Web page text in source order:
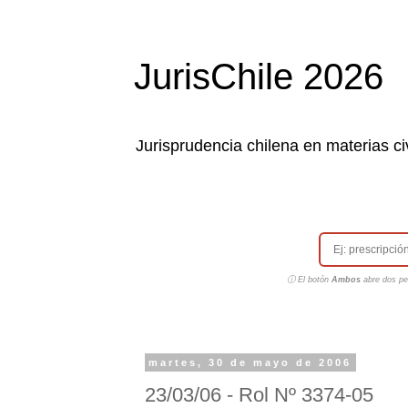
JurisChile 2026
Jurisprudencia chilena en materias
ⓘ El botón Ambosabre dos
martes, 30 de mayo de 2006
23/03/06 - Rol Nº 3374-05